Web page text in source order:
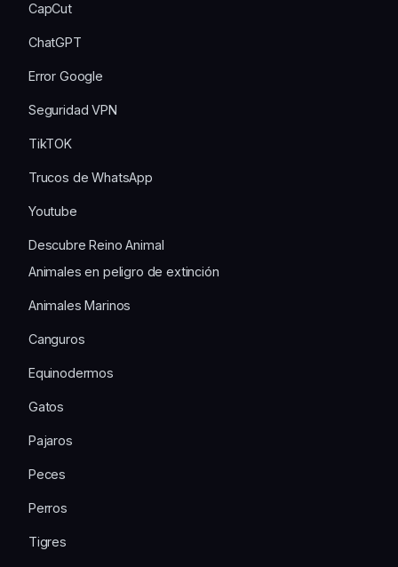
CapCut
ChatGPT
Error Google
Seguridad VPN
TikTOK
Trucos de WhatsApp
Youtube
Descubre Reino Animal
Animales en peligro de extinción
Animales Marinos
Canguros
Equinodermos
Gatos
Pajaros
Peces
Perros
Tigres